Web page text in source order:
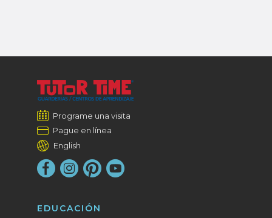
Programe una visita
Pague en línea
English
EDUCACIÓN